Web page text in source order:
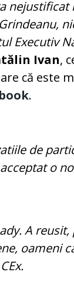
nejustificat
Executiv
Ivan,
că este
.
de
o
A
oameni